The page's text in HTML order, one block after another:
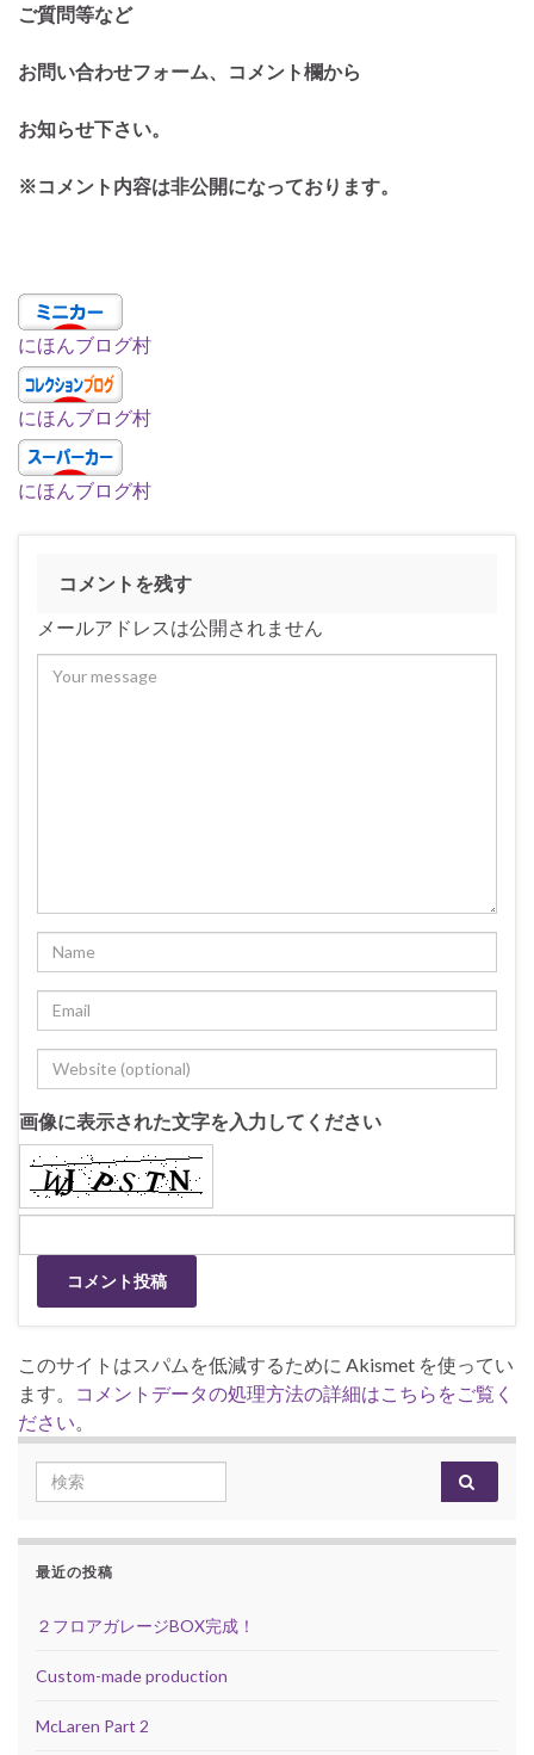
ご質問等など
お問い合わせフォーム、コメント欄から
お知らせ下さい。
※コメント内容は非公開になっております。
にほんブログ村
にほんブログ村
にほんブログ村
コメントを残す
メールアドレスは公開されません
画像に表示された文字を入力してください
このサイトはスパムを低減するために Akismet を使ってい
ます。
コメントデータの処理方法の詳細はこちらをご覧く
ださい
Search for:
最近の投稿
２フロアガレージBOX完成！
Custom-made production
McLaren Part 2